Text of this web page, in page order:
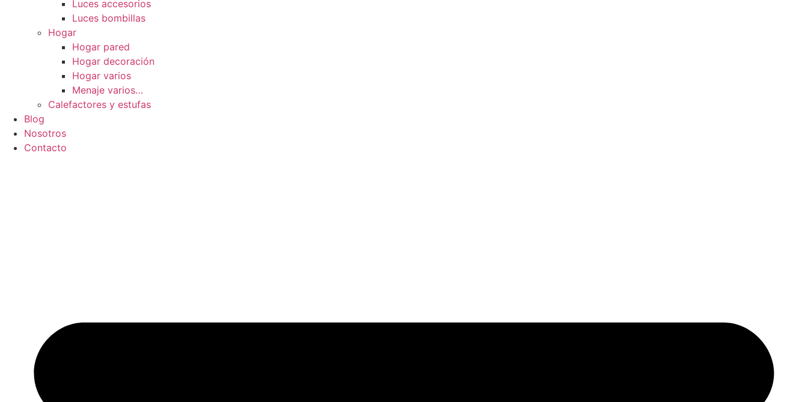
Luces accesorios
Luces bombillas
Hogar
Hogar pared
Hogar decoración
Hogar varios
Menaje varios…
Calefactores y estufas
Blog
Nosotros
Contacto